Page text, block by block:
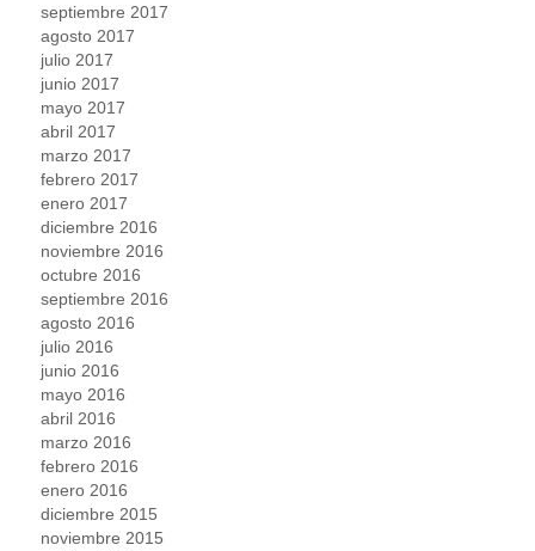
septiembre 2017
agosto 2017
julio 2017
junio 2017
mayo 2017
abril 2017
marzo 2017
febrero 2017
enero 2017
diciembre 2016
noviembre 2016
octubre 2016
septiembre 2016
agosto 2016
julio 2016
junio 2016
mayo 2016
abril 2016
marzo 2016
febrero 2016
enero 2016
diciembre 2015
noviembre 2015